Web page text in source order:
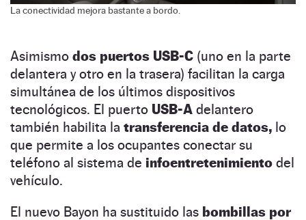
La conectividad mejora bastante a bordo.
Asimismo dos puertos USB-C (uno en la parte
delantera y otro en la trasera) facilitan la carga
simultánea de los últimos dispositivos
tecnológicos. El puerto USB-A delantero
también habilita la transferencia de datos, lo
que permite a los ocupantes conectar su
teléfono al sistema de infoentretenimiento del
vehículo.
El nuevo Bayon ha sustituido las bombillas por